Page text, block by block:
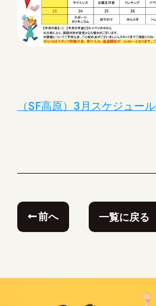
（SF高原）3月スケジュール
前へ 一覧に戻る